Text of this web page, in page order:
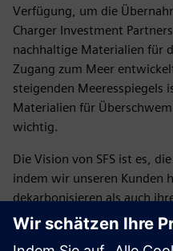
Verfügung, um die
Charger Investment
nachhaltige Materialien für
Zugang zum Meer
steigenden Meeresspiegels
Materialien für
wichtig.
Die Vision von SFS ist es,
indem wir unseren Kunden
dekarbonisieren als auch
Wachstumschancen zu